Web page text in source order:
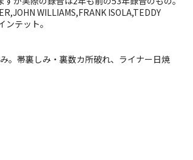
WILLIAMS,FRANK ISOLA,TEDDY
ンテット。
。帯裏しみ・裏数カ所破れ、ライナー日焼